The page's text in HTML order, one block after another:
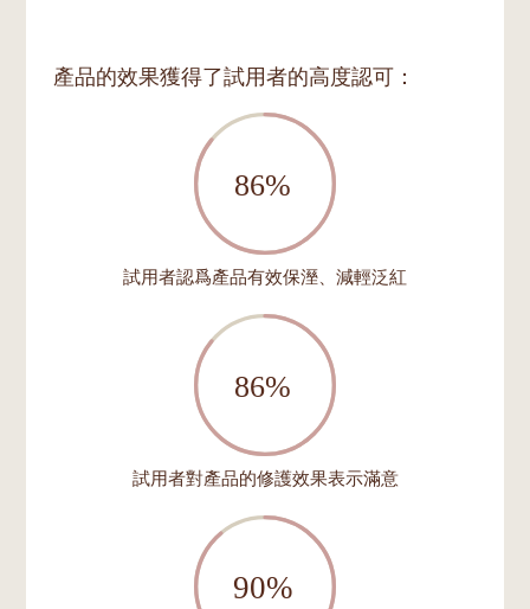
產品的效果獲得了試用者的高度認可：
試用者認爲產品有效保溼、減輕泛紅
試用者對產品的修護效果表示滿意